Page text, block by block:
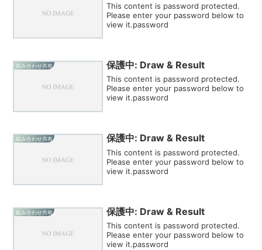
This content is password protected.
Please enter your password below to
view it.password
組み合わせ共有 保護中: Draw & Result
This content is password protected.
Please enter your password below to
view it.password
組み合わせ共有 保護中: Draw & Result
This content is password protected.
Please enter your password below to
view it.password
組み合わせ共有 保護中: Draw & Result
This content is password protected.
Please enter your password below to
view it.password